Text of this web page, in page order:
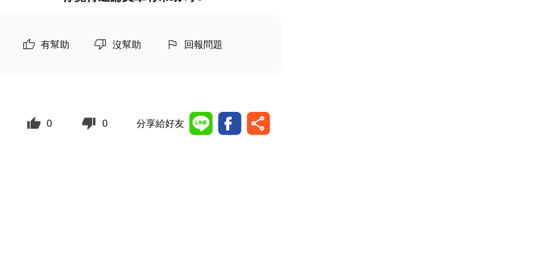
有幫助 沒幫助 回報問題
0 0 分享給好友